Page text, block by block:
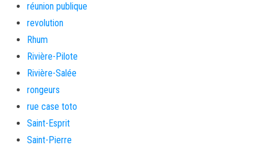
réunion publique
revolution
Rhum
Rivière-Pilote
Rivière-Salée
rongeurs
rue case toto
Saint-Esprit
Saint-Pierre